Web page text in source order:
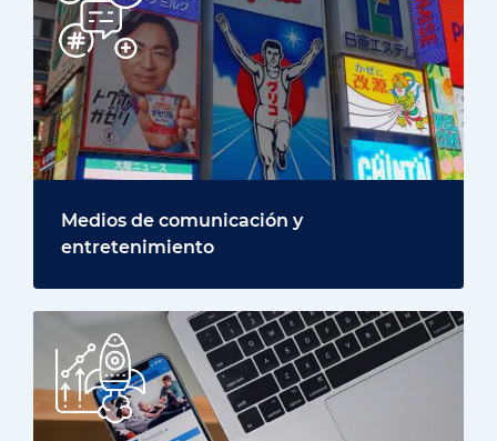
Medios de comunicación y
entretenimiento